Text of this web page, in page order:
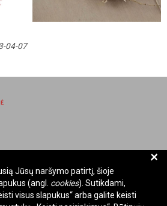
04-07
RESPUBLIKOS
PAVELDO KOMISIJA
+
Jūsų naršymo patirtį, šioje
(angl. cookies). Sutikdami,
visus slapukus“ arba galite keisti